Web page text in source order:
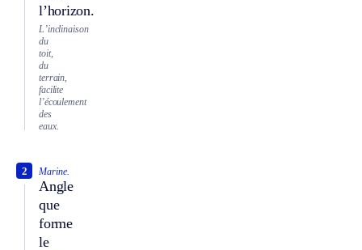
l’horizon.
L’inclinaison
du
toit,
du
terrain,
facilite
l’écoulement
des
eaux.
Marine.
Angle
que
forme
le
2